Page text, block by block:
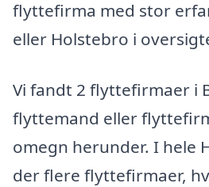
flyttefirma med stor
eller Holstebro i
Vi fandt 2 flyttefirmaer i
flyttemand eller
omegn herunder. I hele
der flere flyttefirmaer,